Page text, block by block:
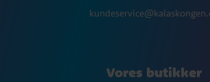
Vores butikker